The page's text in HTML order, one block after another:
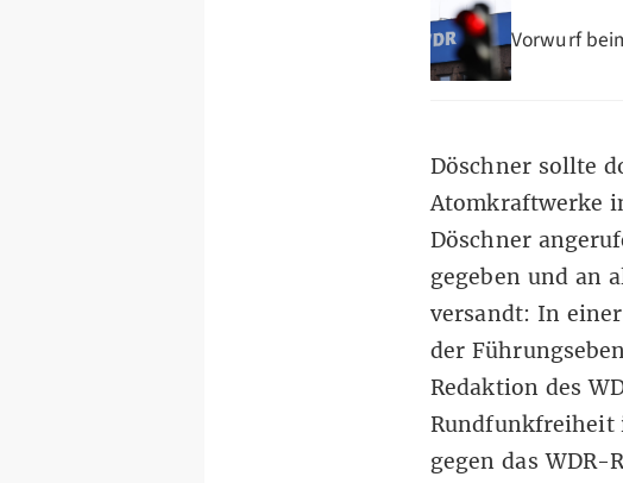
Vorwurf
Döschner sollte
Atomkraftwerke
Döschner
gegeben und an
versandt: In
der
Redaktion des
Rundfunkfreiheit
gegen das